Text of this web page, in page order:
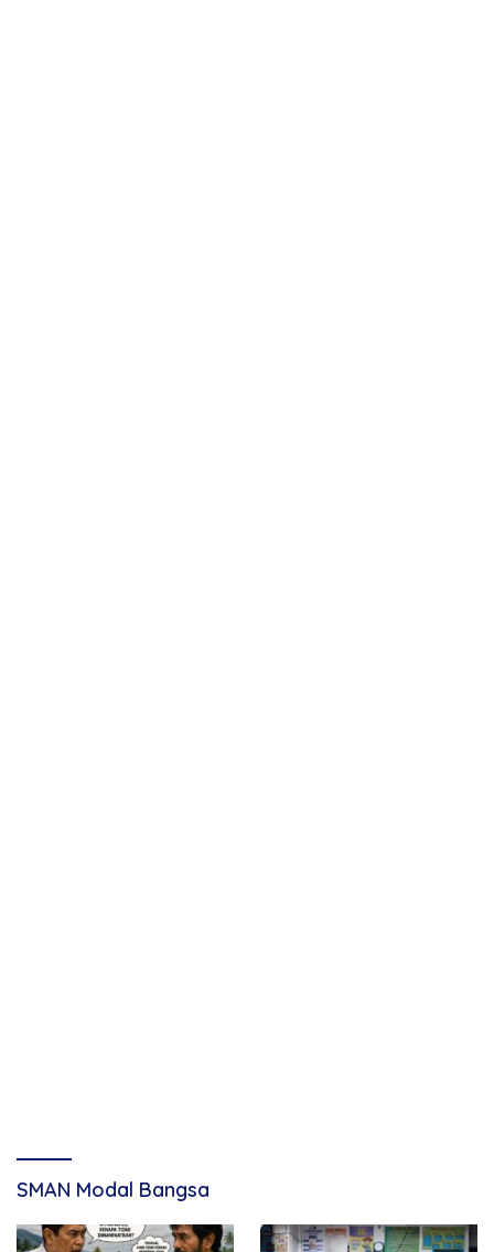
SMAN Modal Bangsa